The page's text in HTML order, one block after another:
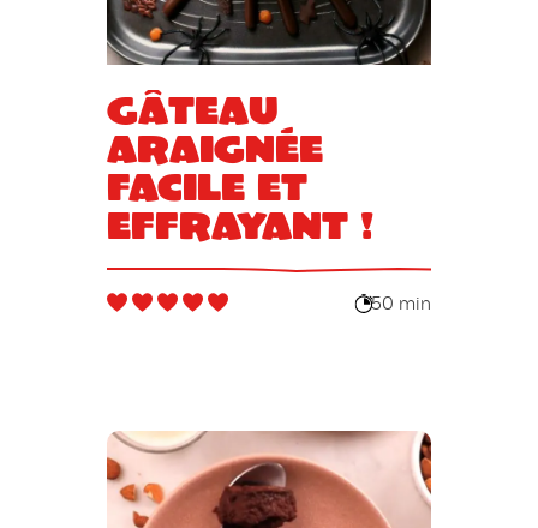
Gâteau
araignée
facile et
effrayant !
50 min